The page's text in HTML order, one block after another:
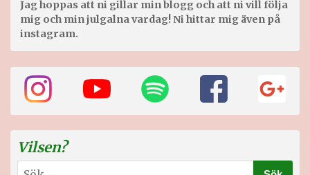
Jag hoppas att ni gillar min blogg och att ni vill följa
mig och min julgalna vardag! Ni hittar mig även på
instagram.
Vilsen?
Sök